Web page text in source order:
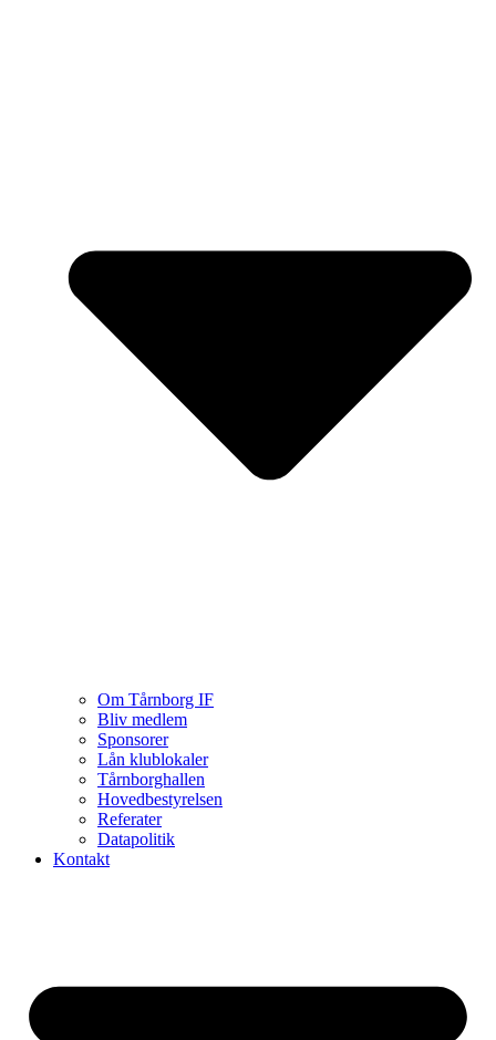
Om Tårnborg IF
Bliv medlem
Sponsorer
Lån klublokaler
Tårnborghallen
Hovedbestyrelsen
Referater
Datapolitik
Kontakt